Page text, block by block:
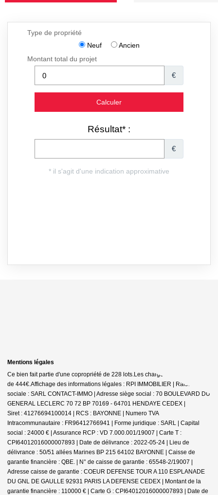
Mentions légales
Ce bien fait partie d'une copropriété de 228 lots.Les charges annuelles sont
de 444€.Affichage des informations légales : RPI IMMOBILIER | Raison
sociale : SARL CONTACT-IMMO | Adresse siège social : 70 BOULEVARD DU
GENERAL LECLERC 70 72 BP 70169 - 64701 HENDAYE CEDEX |
Siret : 41276694100014 | RCS : BAYONNE | Numero TVA
Intracommunautaire : FR96412766941 | Forme juridique : SARL | Capital
social : 24000 € | Assurance RCP : VD 7.000.001/19007 | Carte T :
CPI64012016000007893 | Date de délivrance : 2022-05-24 | Lieu de
délivrance : 50/51 allées Marines BP 215 64102 BAYONNE | Caisse de
garantie financière : QBE. | N° de caisse de garantie : 65548-2/19007 |
Adresse caisse de garantie : COEUR DEFENSE TOUR A 110 ESPLANADE
DU GNL DE GAULLE 92931 PARIS LA DEFENSE CEDEX | Montant de la
garantie financière : 110000 € | Carte G : CPI64012016000007893 | Date de